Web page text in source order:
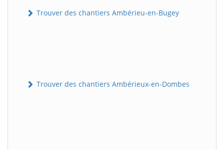
Trouver des chantiers Ambérieu-en-Bugey
Trouver des chantiers Ambérieux-en-Dombes